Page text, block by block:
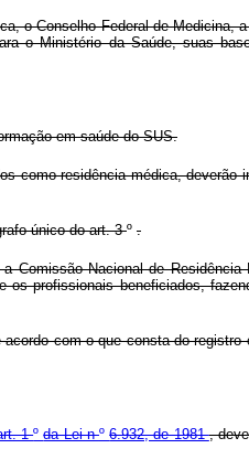
o Conselho Federal de Medicina,
o Ministério da Saúde, suas
em saúde do SUS.
como residência médica, deverão
único do art. 3º .
Nacional de Residência
profissionais beneficiados,
com o que consta do registro
1ºda Lei nº6.932, de 1981,